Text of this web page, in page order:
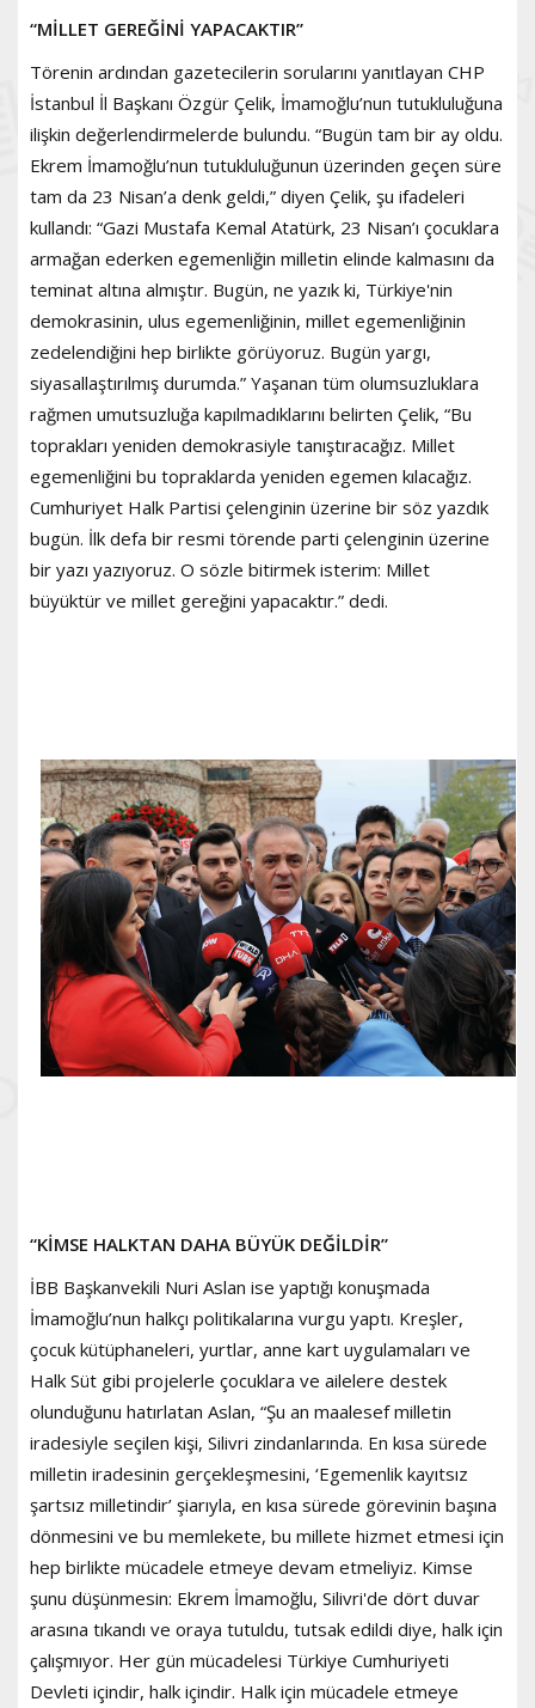
“MİLLET GEREĞİNİ YAPACAKTIR”
Törenin ardından gazetecilerin sorularını yanıtlayan CHP
İstanbul İl Başkanı Özgür Çelik, İmamoğlu’nun tutukluluğuna
ilişkin değerlendirmelerde bulundu. “Bugün tam bir ay oldu.
Ekrem İmamoğlu’nun tutukluluğunun üzerinden geçen süre
tam da 23 Nisan’a denk geldi,” diyen Çelik, şu ifadeleri
kullandı: “Gazi Mustafa Kemal Atatürk, 23 Nisan’ı çocuklara
armağan ederken egemenliğin milletin elinde kalmasını da
teminat altına almıştır. Bugün, ne yazık ki, Türkiye'nin
demokrasinin, ulus egemenliğinin, millet egemenliğinin
zedelendiğini hep birlikte görüyoruz. Bugün yargı,
siyasallaştırılmış durumda.” Yaşanan tüm olumsuzluklara
rağmen umutsuzluğa kapılmadıklarını belirten Çelik, “Bu
toprakları yeniden demokrasiyle tanıştıracağız. Millet
egemenliğini bu topraklarda yeniden egemen kılacağız.
Cumhuriyet Halk Partisi çelenginin üzerine bir söz yazdık
bugün. İlk defa bir resmi törende parti çelenginin üzerine
bir yazı yazıyoruz. O sözle bitirmek isterim: Millet
büyüktür ve millet gereğini yapacaktır.” dedi.
“KİMSE HALKTAN DAHA BÜYÜK DEĞİLDİR”
İBB Başkanvekili Nuri Aslan ise yaptığı konuşmada
İmamoğlu’nun halkçı politikalarına vurgu yaptı. Kreşler,
çocuk kütüphaneleri, yurtlar, anne kart uygulamaları ve
Halk Süt gibi projelerle çocuklara ve ailelere destek
olunduğunu hatırlatan Aslan, “Şu an maalesef milletin
iradesiyle seçilen kişi, Silivri zindanlarında. En kısa sürede
milletin iradesinin gerçekleşmesini, ‘Egemenlik kayıtsız
şartsız milletindir’ şiarıyla, en kısa sürede görevinin başına
dönmesini ve bu memlekete, bu millete hizmet etmesi için
hep birlikte mücadele etmeye devam etmeliyiz. Kimse
şunu düşünmesin: Ekrem İmamoğlu, Silivri'de dört duvar
arasına tıkandı ve oraya tutuldu, tutsak edildi diye, halk için
çalışmıyor. Her gün mücadelesi Türkiye Cumhuriyeti
Devleti içindir, halk içindir. Halk için mücadele etmeye